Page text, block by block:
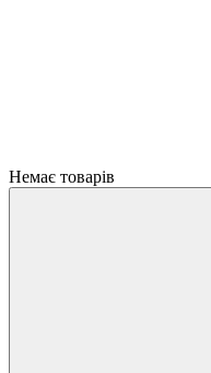
Немає товарів